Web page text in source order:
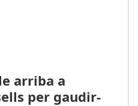
arriba a
per gaudir-